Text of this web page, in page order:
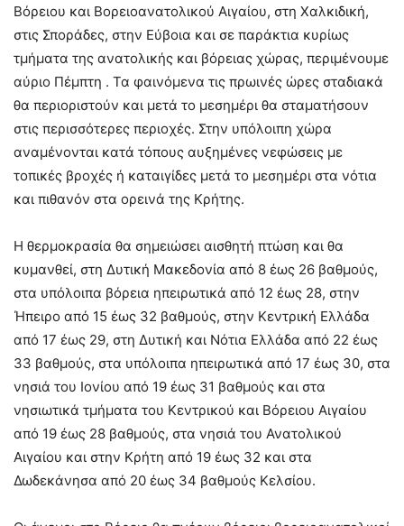
Βόρειου και Βορειοανατολικού Αιγαίου, στη Χαλκιδική,
στις Σποράδες, στην Εύβοια και σε παράκτια κυρίως
τμήματα της ανατολικής και βόρειας χώρας, περιμένουμε
αύριο Πέμπτη . Τα φαινόμενα τις πρωινές ώρες σταδιακά
θα περιοριστούν και μετά το μεσημέρι θα σταματήσουν
στις περισσότερες περιοχές. Στην υπόλοιπη χώρα
αναμένονται κατά τόπους αυξημένες νεφώσεις με
τοπικές βροχές ή καταιγίδες μετά το μεσημέρι στα νότια
και πιθανόν στα ορεινά της Κρήτης.
Η θερμοκρασία θα σημειώσει αισθητή πτώση και θα
κυμανθεί, στη Δυτική Μακεδονία από 8 έως 26 βαθμούς,
στα υπόλοιπα βόρεια ηπειρωτικά από 12 έως 28, στην
Ήπειρο από 15 έως 32 βαθμούς, στην Κεντρική Ελλάδα
από 17 έως 29, στη Δυτική και Νότια Ελλάδα από 22 έως
33 βαθμούς, στα υπόλοιπα ηπειρωτικά από 17 έως 30, στα
νησιά του Ιονίου από 19 έως 31 βαθμούς και στα
νησιωτικά τμήματα του Κεντρικού και Βόρειου Αιγαίου
από 19 έως 28 βαθμούς, στα νησιά του Ανατολικού
Αιγαίου και στην Κρήτη από 19 έως 32 και στα
Δωδεκάνησα από 20 έως 34 βαθμούς Κελσίου.